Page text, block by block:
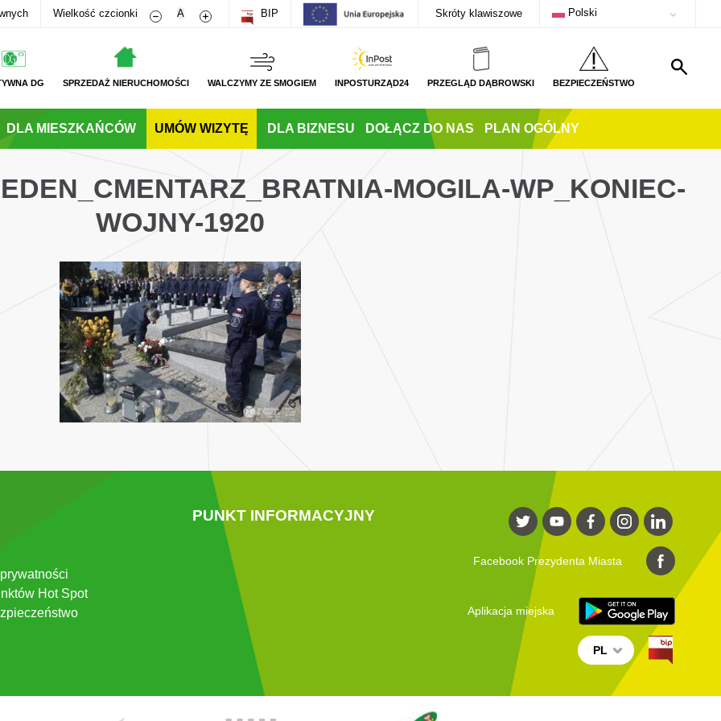
Wielkość czcionki Zmniejsz rozmiar czcionki
A Zwiększ rozmiar czcionki
BIP Skróty klawiszowe Polski
DG SPRZEDAŻ NIERUCHOMOŚCI WALCZYMY ZE SMOGIEM INPOSTURZĄD24 PRZEGLĄD DĄBROWSKI BEZPIECZEŃSTWO
DLA MIESZKAŃCÓW UMÓW WIZYTĘ DLA BIZNESU DOŁĄCZ DO NAS PLAN OGÓLNY
MOGILA-WP_KONIEC-
WOJNY-1920
Hot Spot
PUNKT INFORMACYJNY
Facebook Prezydenta Miasta
Aplikacja miejska
PL